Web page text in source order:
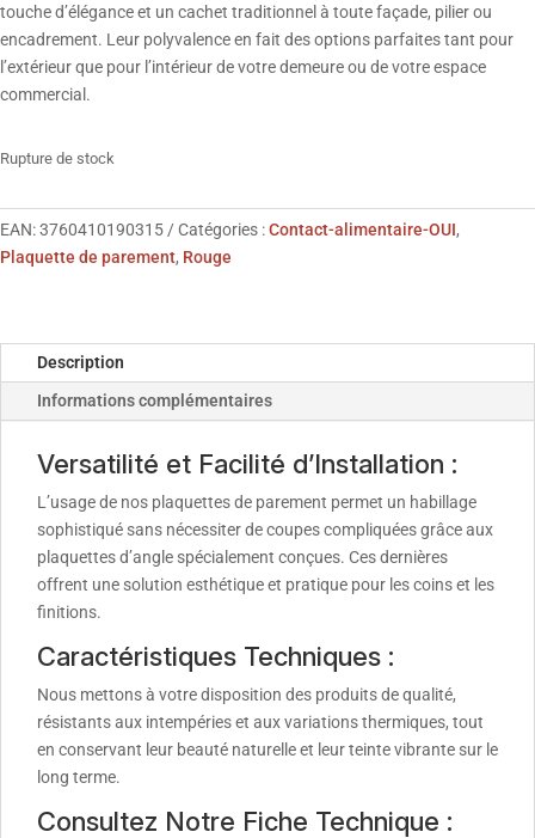
touche d’élégance et un cachet traditionnel à toute façade, pilier ou
encadrement. Leur polyvalence en fait des options parfaites tant pour
l’extérieur que pour l’intérieur de votre demeure ou de votre espace
commercial.
Rupture de stock
EAN:3760410190315 Catégories :Contact-alimentaire-OUI,
Plaquette de parement, Rouge
Description
Informations complémentaires
Versatilité et Facilité d’Installation :
L’usage de nos plaquettes de parement permet un habillage
sophistiqué sans nécessiter de coupes compliquées grâce aux
plaquettes d’angle spécialement conçues. Ces dernières
offrent une solution esthétique et pratique pour les coins et les
finitions.
Caractéristiques Techniques :
Nous mettons à votre disposition des produits de qualité,
résistants aux intempéries et aux variations thermiques, tout
en conservant leur beauté naturelle et leur teinte vibrante sur le
long terme.
Consultez Notre Fiche Technique :